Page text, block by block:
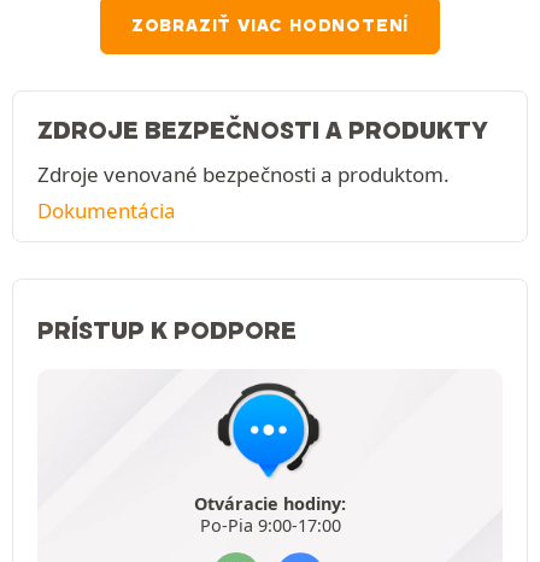
ZOBRAZIŤ VIAC HODNOTENÍ
ZDROJE BEZPEČNOSTI A PRODUKTY
Zdroje venované bezpečnosti a produktom.
Dokumentácia
PRÍSTUP K PODPORE
Otváracie hodiny:
Po-Pia 9:00-17:00